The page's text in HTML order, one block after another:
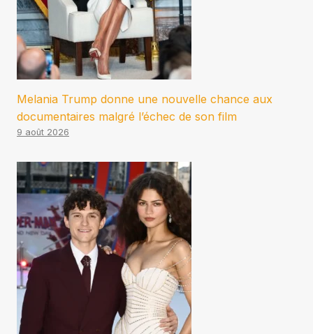
Melania Trump donne une nouvelle chance aux
documentaires malgré l’échec de son film
9 août 2026